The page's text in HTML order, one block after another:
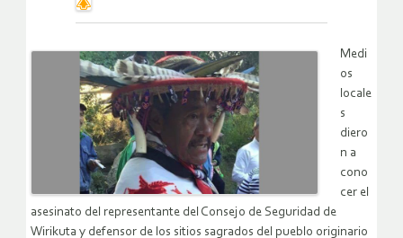
Medi
os
locale
s
diero
n a
cono
cer el
asesinato del representante del Consejo de Seguridad de
Wirikuta y defensor de los sitios sagrados del pueblo originario